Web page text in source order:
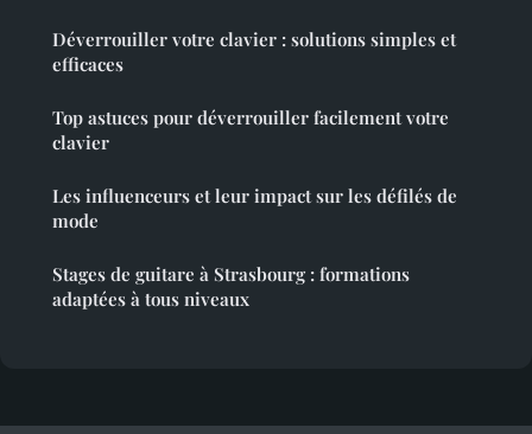
Déverrouiller votre clavier : solutions simples et
efficaces
Top astuces pour déverrouiller facilement votre
clavier
Les influenceurs et leur impact sur les défilés de
mode
Stages de guitare à Strasbourg : formations
adaptées à tous niveaux